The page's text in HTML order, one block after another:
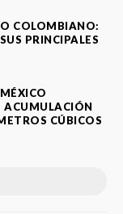
COLOMBIANO:
PRINCIPALES
ACUMULACIÓN
CÚBICOS